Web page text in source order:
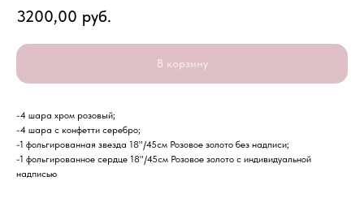
3200,00 руб.
В корзину
-4 шара хром розовый;
-4 шара с конфетти серебро;
-1 фольгированная звезда 18"/45см Розовое золото без надписи;
-1 фольгированное сердце 18"/45см Розовое золото с индивидуальной
надписью